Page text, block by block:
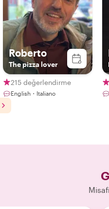
Roberto
The pizza lover
215 değerlendirme
English・Italiano